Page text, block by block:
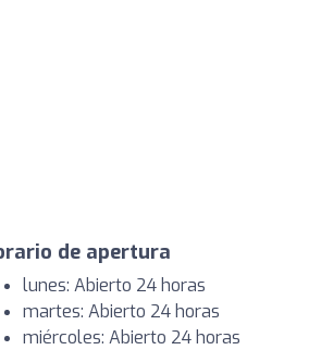
de apertura
lunes: Abierto 24 horas
martes: Abierto 24 horas
miércoles: Abierto 24 horas